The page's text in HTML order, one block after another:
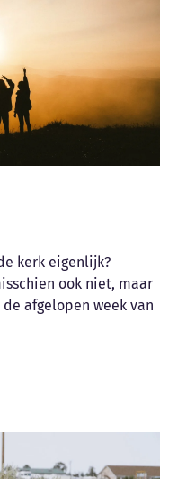
kerk eigenlijk?
ook niet, maar
afgelopen week van